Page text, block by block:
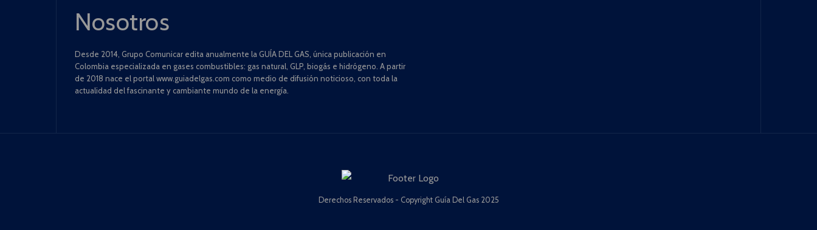
Nosotros
Desde 2014, Grupo Comunicar edita anualmente la GUÍA DEL GAS, única publicación en
Colombia especializada en gases combustibles: gas natural, GLP, biogás e hidrógeno. A partir
de 2018 nace el portal www.guiadelgas.com como medio de difusión noticioso, con toda la
actualidad del fascinante y cambiante mundo de la energía.
Derechos Reservados - Copyright Guía Del Gas 2025